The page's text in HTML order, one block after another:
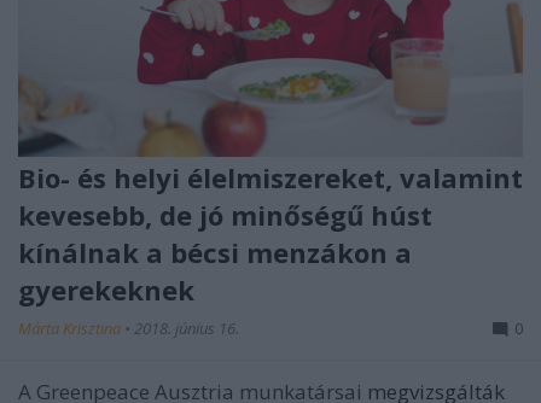
Bio- és helyi élelmiszereket, valamint
kevesebb, de jó minőségű húst
kínálnak a bécsi menzákon a
gyerekeknek
Márta Krisztina • 2018. június 16. 0
A Greenpeace Ausztria munkatársai megvizsgálták